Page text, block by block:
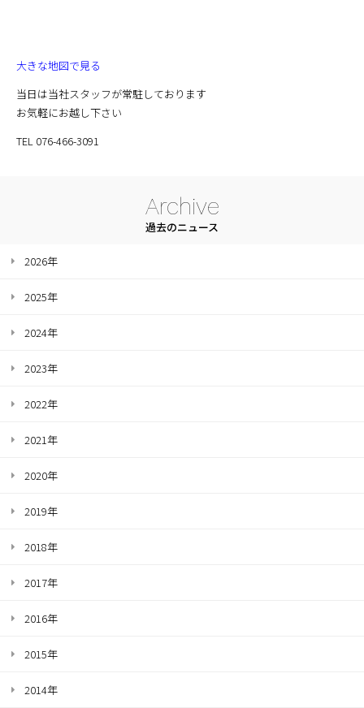
大きな地図で見る
当日は当社スタッフが常駐しております
お気軽にお越し下さい
TEL 076-466-3091
Archive
過去のニュース
2026年
2025年
2024年
2023年
2022年
2021年
2020年
2019年
2018年
2017年
2016年
2015年
2014年